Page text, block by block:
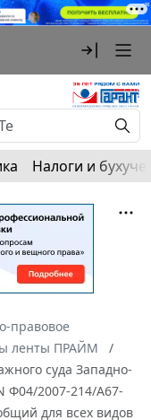
Налоги и
правовое
ленты ПРАЙМ
суда Западно-
Ф04/2007-214/А67-
для всех видов